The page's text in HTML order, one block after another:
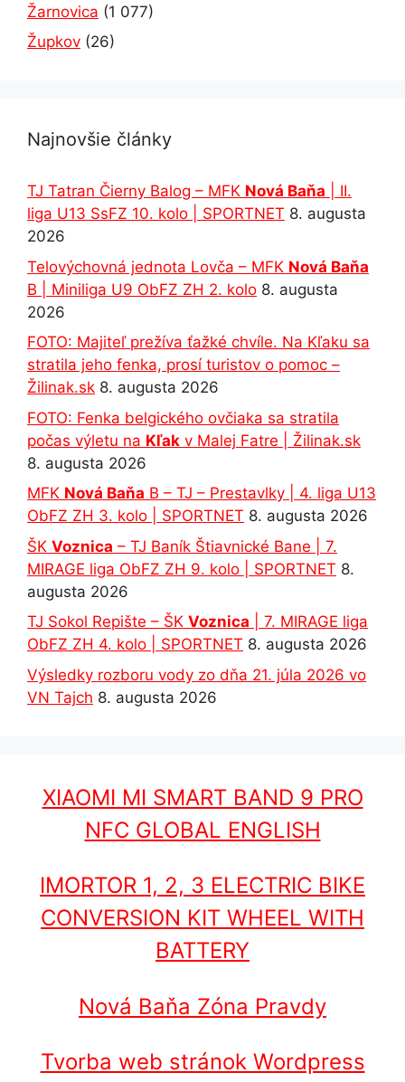
Žarnovica (1 077)
Župkov (26)
Najnovšie články
TJ Tatran Čierny Balog – MFK Nová Baňa | II.
liga U13 SsFZ 10. kolo | SPORTNET 8. augusta
2026
Telovýchovná jednota Lovča – MFK Nová Baňa
B | Miniliga U9 ObFZ ZH 2. kolo 8. augusta
2026
FOTO: Majiteľ prežíva ťažké chvíle. Na Kľaku sa
stratila jeho fenka, prosí turistov o pomoc –
Žilinak.sk 8. augusta 2026
FOTO: Fenka belgického ovčiaka sa stratila
počas výletu na Kľak v Malej Fatre | Žilinak.sk
8. augusta 2026
MFK Nová Baňa B – TJ – Prestavlky | 4. liga U13
ObFZ ZH 3. kolo | SPORTNET 8. augusta 2026
ŠK Voznica – TJ Baník Štiavnické Bane | 7.
MIRAGE liga ObFZ ZH 9. kolo | SPORTNET 8.
augusta 2026
TJ Sokol Repište – ŠK Voznica | 7. MIRAGE liga
ObFZ ZH 4. kolo | SPORTNET 8. augusta 2026
Výsledky rozboru vody zo dňa 21. júla 2026 vo
VN Tajch 8. augusta 2026
XIAOMI MI SMART BAND 9 PRO
NFC GLOBAL ENGLISH
IMORTOR 1, 2, 3 ELECTRIC BIKE
CONVERSION KIT WHEEL WITH
BATTERY
Nová Baňa Zóna Pravdy
Tvorba web stránok Wordpress